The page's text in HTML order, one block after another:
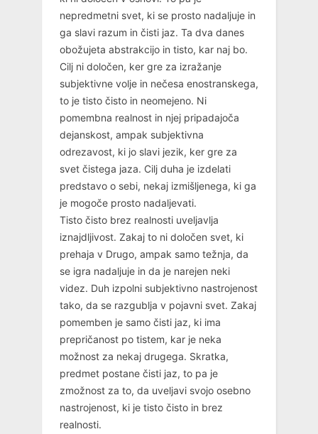
nepredmetni svet, ki se prosto nadaljuje in
ga slavi razum in čisti jaz. Ta dva danes
obožujeta abstrakcijo in tisto, kar naj bo.
Cilj ni določen, ker gre za izražanje
subjektivne volje in nečesa enostranskega,
to je tisto čisto in neomejeno. Ni
pomembna realnost in njej pripadajoča
dejanskost, ampak subjektivna
odrezavost, ki jo slavi jezik, ker gre za
svet čistega jaza. Cilj duha je izdelati
predstavo o sebi, nekaj izmišljenega, ki ga
je mogoče prosto nadaljevati.
Tisto čisto brez realnosti uveljavlja
iznajdljivost. Zakaj to ni določen svet, ki
prehaja v Drugo, ampak samo težnja, da
se igra nadaljuje in da je narejen neki
videz. Duh izpolni subjektivno nastrojenost
tako, da se razgublja v pojavni svet. Zakaj
pomemben je samo čisti jaz, ki ima
prepričanost po tistem, kar je neka
možnost za nekaj drugega. Skratka,
predmet postane čisti jaz, to pa je
zmožnost za to, da uveljavi svojo osebno
nastrojenost, ki je tisto čisto in brez
realnosti.